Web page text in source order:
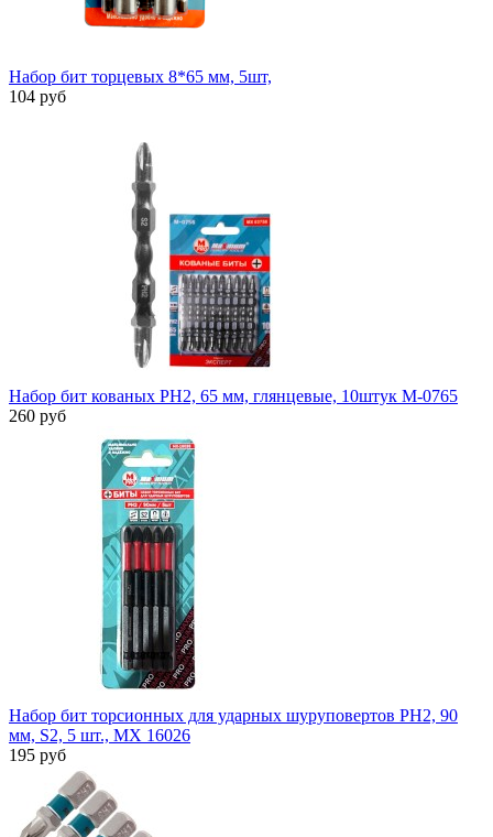
Набор бит торцевых 8*65 мм, 5шт,
104 руб
Набор бит кованых PH2, 65 мм, глянцевые, 10штук M-0765
260 руб
Набор бит торсионных для ударных шуруповертов PH2, 90
мм, S2, 5 шт., MX 16026
195 руб